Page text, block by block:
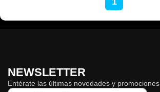
NEWSLETTER
Entérate las últimas novedades y promociones